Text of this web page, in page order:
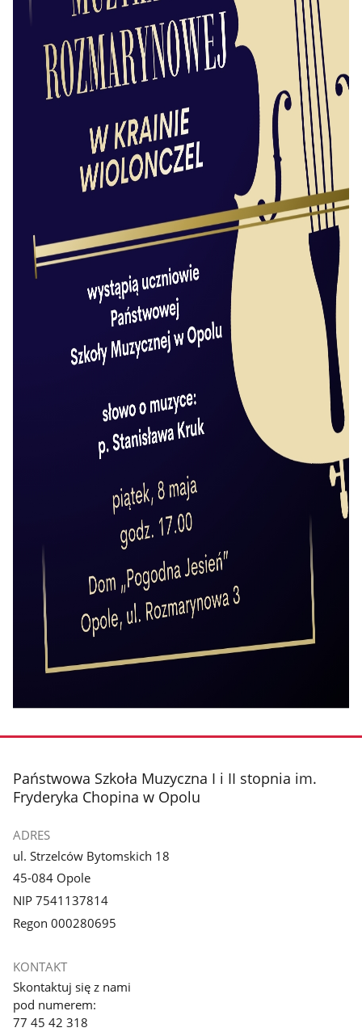
stopka
Państwowa Szkoła Muzyczna I i II stopnia im.
Fryderyka Chopina w Opolu
ADRES
ul. Strzelców Bytomskich 18
45-084 Opole
NIP 7541137814
Regon 000280695
KONTAKT
Skontaktuj się z nami
pod numerem:
77 45 42 318